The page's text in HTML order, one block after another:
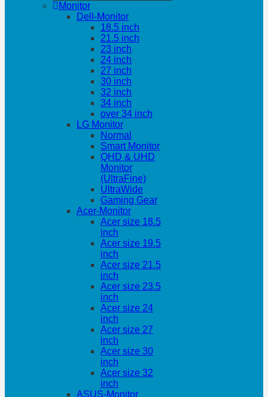
Monitor
Dell-Monitor
18.5 inch
21.5 inch
23 inch
24 inch
27 inch
30 inch
32 inch
34 inch
over 34 inch
LG Monitor
Normal
Smart Monitor
QHD & UHD
Monitor
(UltraFine)
UltraWide
Gaming Gear
Acer-Monitor
Acer size 18.5
inch
Acer size 19.5
inch
Acer size 21.5
inch
Acer size 23.5
inch
Acer size 24
inch
Acer size 27
inch
Acer size 30
inch
Acer size 32
inch
ASUS-Monitor